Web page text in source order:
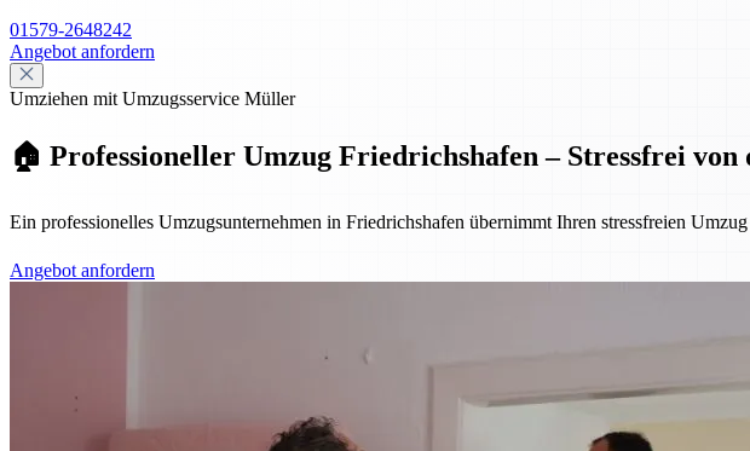
01579-2648242
Angebot anfordern
Umziehen mit Umzugsservice Müller
🏠 Professioneller Umzug Friedrichshafen – Stressfrei
Ein professionelles Umzugsunternehmen in Friedrichshafen übernimmt Ihren stressfreien
Angebot anfordern